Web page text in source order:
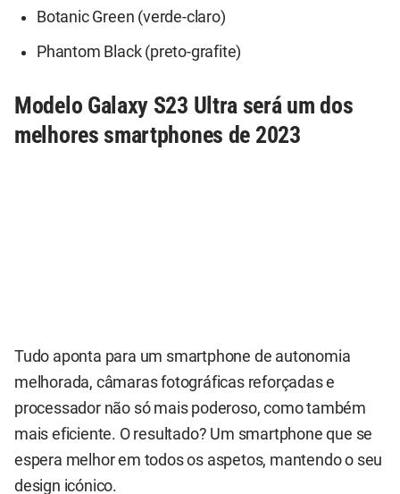
Botanic Green (verde-claro)
Phantom Black (preto-grafite)
Modelo Galaxy S23 Ultra será um dos
melhores smartphones de 2023
Tudo aponta para um smartphone de autonomia
melhorada, câmaras fotográficas reforçadas e
processador não só mais poderoso, como também
mais eficiente. O resultado? Um smartphone que se
espera melhor em todos os aspetos, mantendo o seu
design icónico.